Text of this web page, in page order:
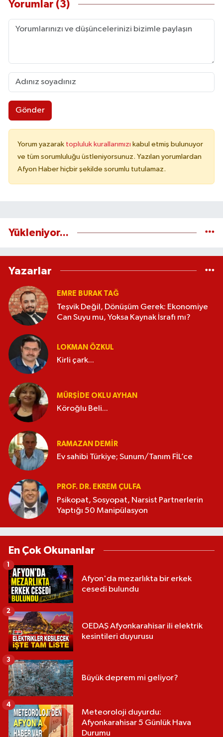
Yorumlar (3)
Gönder
Yorum yazarak topluluk kurallarımızı kabul etmiş bulunuyor
ve tüm sorumluluğu üstleniyorsunuz. Yazılan yorumlardan
Afyon Haber hiçbir şekilde sorumlu tutulamaz.
Yükleniyor...
Yazarlar
EMRE BURAK TAĞ
Teşvik Değil, Dönüşüm Gerek: Ekonomiye
Can Suyu mu, Yoksa Kaynak İsrafı mı?
LOKMAN ÖZKUL
Kirli çark...
MÜRŞIDE OKLU AYHAN
Köroğlu Beli...
RAMAZAN DEMİR
Ev sahibi Türkiye; Sunum/Tanım FİL’ce
PROF. DR. EKREM ÇULFA
Psikopat, Sosyopat, Narsist Partnerlerin
Yaptığı 50 Manipülasyon
En Çok Okunanlar
Afyon'da mezarlıkta bir erkek
cesedi bulundu
1
OEDAŞ Afyonkarahisar ili elektrik
kesintileri duyurusu
2
Büyük deprem mi geliyor?
3
Meteoroloji duyurdu:
Afyonkarahisar 5 Günlük Hava
Durumu
4